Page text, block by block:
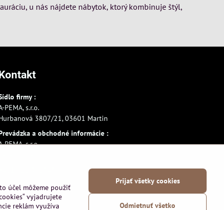
u nás nájdete nábytok, ktorý kombinuje štýl,
firmy :
PEMA, s.r.o.
3807/21, 03601 Martin
a obchodné informácie :
PEMA, s.r.o.
903 807209
účel môžeme použiť
vyjadrujete
reklám využíva
Prijať všetky cookies
Odmietnuť všetko